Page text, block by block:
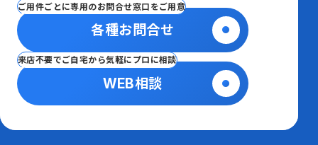
ご用件ごとに専用のお問合せ窓口をご用意
各種お問合せ
来店不要でご自宅から気軽にプロに相談
WEB相談